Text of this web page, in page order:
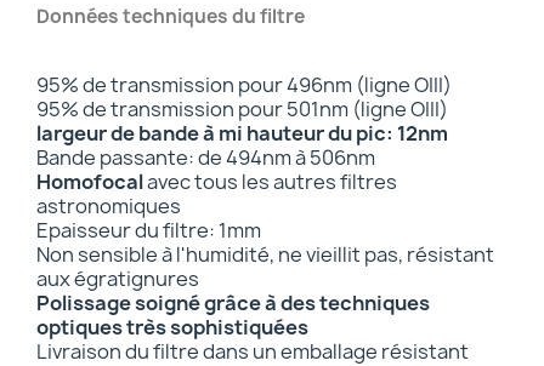
Données techniques du filtre
95% de transmission pour 496nm (ligne OIII)
95% de transmission pour 501nm (ligne OIII)
largeur de bande à mi hauteur du pic: 12nm
Bande passante: de 494nm à 506nm
Homofocalavec tous les autres filtres
astronomiques
Epaisseur du filtre: 1mm
Non sensible à l'humidité, ne vieillit pas, résistant
aux égratignures
Polissage soigné grâce à des techniques
optiques très sophistiquées
Livraison du filtre dans un emballage résistant